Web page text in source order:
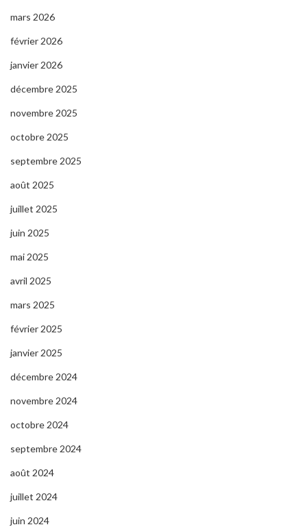
mars 2026
février 2026
janvier 2026
décembre 2025
novembre 2025
octobre 2025
septembre 2025
août 2025
juillet 2025
juin 2025
mai 2025
avril 2025
mars 2025
février 2025
janvier 2025
décembre 2024
novembre 2024
octobre 2024
septembre 2024
août 2024
juillet 2024
juin 2024